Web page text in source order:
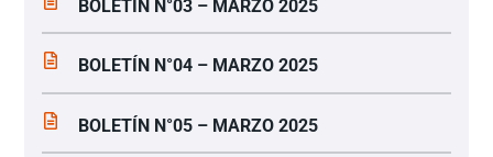
BOLETÍN N°03 – MARZO 2025
BOLETÍN N°04 – MARZO 2025
BOLETÍN N°05 – MARZO 2025